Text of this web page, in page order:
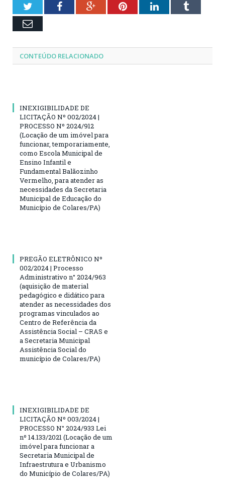
TwitterFacebookGoogle+PinterestLinkedInTumblr
Email
CONTEÚDO RELACIONADO
INEXIGIBILIDADE DE
LICITAÇÃO Nº 002/2024 |
PROCESSO Nº 2024/912
(Locação de um imóvel para
funcionar, temporariamente,
como Escola Municipal de
Ensino Infantil e
Fundamental Balãozinho
Vermelho, para atender as
necessidades da Secretaria
Municipal de Educação do
Município de Colares/PA)
PREGÃO ELETRÔNICO Nº
002/2024 | Processo
Administrativo n° 2024/963
(aquisição de material
pedagógico e didático para
atender as necessidades dos
programas vinculados ao
Centro de Referência da
Assistência Social – CRAS e
a Secretaria Municipal
Assistência Social do
município de Colares/PA)
INEXIGIBILIDADE DE
LICITAÇÃO Nº 003/2024 |
PROCESSO N° 2024/933 Lei
nº 14.133/2021 (Locação de um
imóvel para funcionar a
Secretaria Municipal de
Infraestrutura e Urbanismo
do Município de Colares/PA)